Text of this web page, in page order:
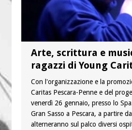
Arte, scrittura e
ragazzi di Young
Con l'organizzazione e la
Caritas Pescara-Penne e del
venerdì 26 gennaio, presso lo
Gran Sasso a Pescara, a partire
alterneranno sul palco diversi